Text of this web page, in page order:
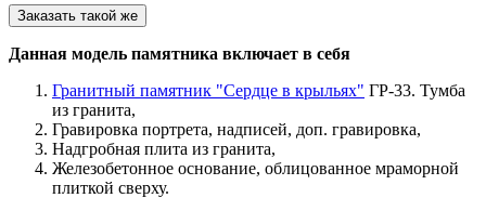
Заказать такой же
Данная модель памятника включает в себя
Гранитный памятник "Сердце в крыльях" ГР-33. Тумба
из гранита,
Гравировка портрета, надписей, доп. гравировка,
Надгробная плита из гранита,
Железобетонное основание, облицованное мраморной
плиткой сверху.